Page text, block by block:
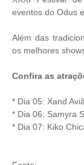
eventos do Odus
Além das
os melhores
Confira as
* Dia 05: Xand
* Dia 06: Samyra
* Dia 07: Kiko